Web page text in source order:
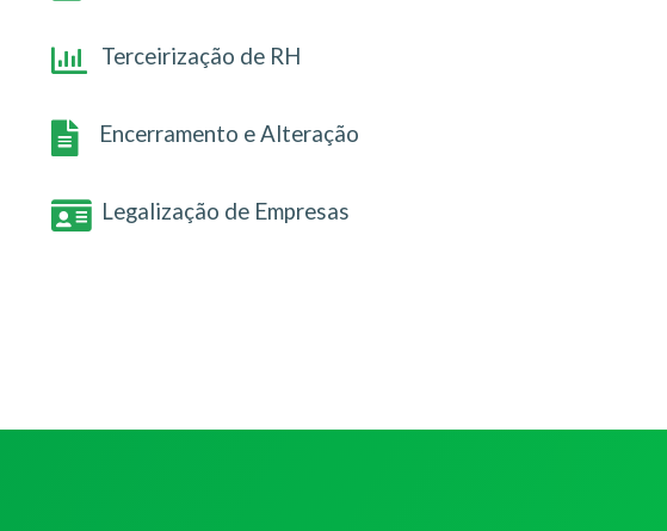
Terceirização de RH
Encerramento e Alteração
Legalização de Empresas